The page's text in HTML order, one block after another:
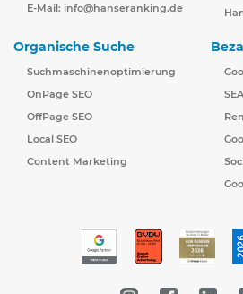
E-Mail: info@hanseranking.de
Organische Suche
Suchmaschinenoptimierung
OnPage SEO
OffPage SEO
Local SEO
Content Marketing